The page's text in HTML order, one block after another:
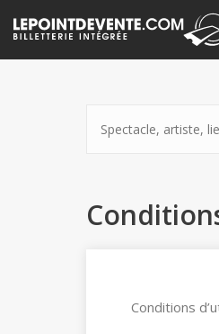
Passer
au
contenu
artiste,
lieu...
Conditions